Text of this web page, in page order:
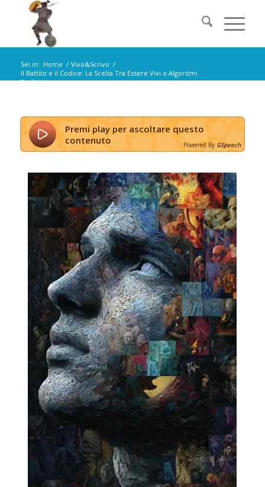
Sei in: Home / Vivo&Scrivo /
Il Battito e il Codice: La Scelta Tra Essere Vivi o Algoritmi
Perfetti
Premi play per ascoltare questo
contenuto
Powered By GSpeech